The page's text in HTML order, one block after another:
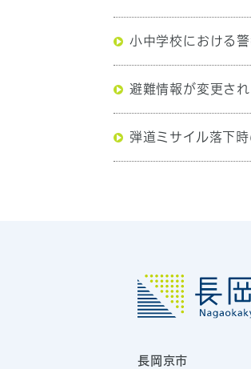
小中学校における
避難情報が変更さ
弾道ミサイル落下
長岡京市